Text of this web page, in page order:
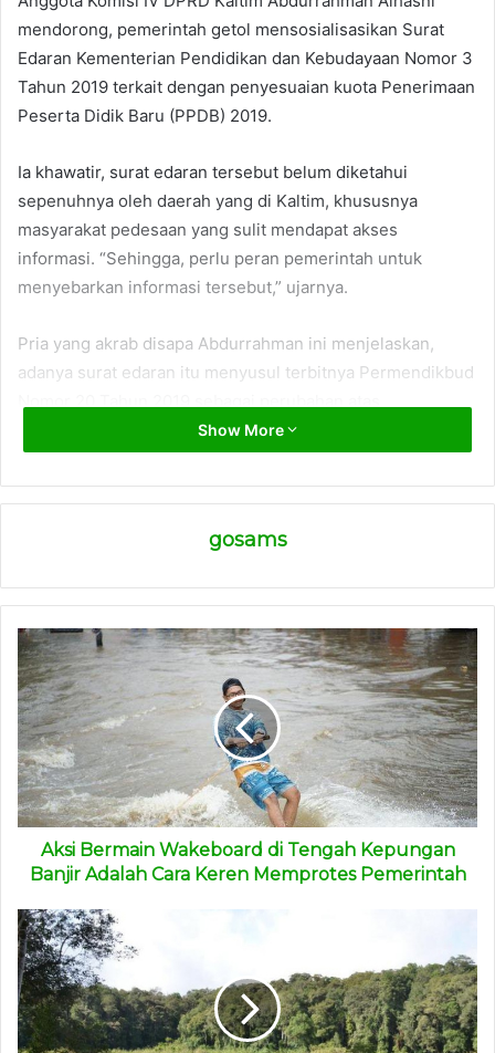
mendorong, pemerintah getol mensosialisasikan Surat
Edaran Kementerian Pendidikan dan Kebudayaan Nomor 3
Tahun 2019 terkait dengan penyesuaian kuota Penerimaan
Peserta Didik Baru (PPDB) 2019.
Ia khawatir, surat edaran tersebut belum diketahui
sepenuhnya oleh daerah yang di Kaltim, khususnya
masyarakat pedesaan yang sulit mendapat akses
informasi. “Sehingga, perlu peran pemerintah untuk
menyebarkan informasi tersebut,” ujarnya.
Pria yang akrab disapa Abdurrahman ini menjelaskan,
adanya surat edaran itu menyusul terbitnya Permendikbud
Permendikbud Nomor 51 Tahun 2018 tentang Penerimaan
Peserta Didik Baru. “Penyesuaian kuota pada jalur
prestasi, merujuk pada surat edaran dimaksud, yang
naik menjadi paling banyak 15 persen,” bebernya.
Masyarakat juga lanjut dia, harus tahu bahwa penyesuaian
juga dilakukan pada jalur zonasi. Dari aturan semula
kuotanya 90 persen dari daya tampung sekolah,
diperbaharui menjadi 80 persen. “Sedangkan untuk jalur
perpindahan orang tua tetap sama, yakni mendapat kuota 5
persen dari daya tampung sekolah,” terang Abdurrahman.
Ia juga berharap kepada orang tua yang memiliki putra dan
putri yang berprestasi dapat memasukan anak-anaknya di
sekolah-sekolah dekat dengan tempat tinggal masing-
masing. “Dengan begitu, para siswa yang memiliki prestasi
bagus dapat menyebar di sekolah lainnya,” harapnya.
Untuk diketahui, terdapat tiga jalur dalam penerimaan
peserta didik baru tahun ini, yakni zonasi, prestasi, dan
perpindahan tugas orang tua/wali. Melalui jalur zonasi ini,
Show More
gosams
Aksi Bermain Wakeboard di Tengah Kepungan
Banjir Adalah Cara Keren Memprotes Pemerintah